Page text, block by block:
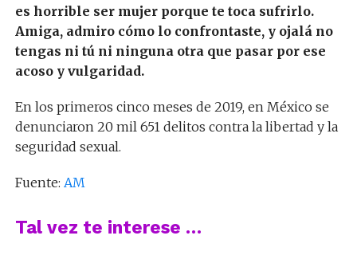
es horrible ser mujer porque te toca sufrirlo.
Amiga, admiro cómo lo confrontaste, y ojalá no
tengas ni tú ni ninguna otra que pasar por ese
acoso y vulgaridad.
En los primeros cinco meses de 2019, en México se
denunciaron 20 mil 651 delitos contra la libertad y la
seguridad sexual.
Fuente: AM
Tal vez te interese …